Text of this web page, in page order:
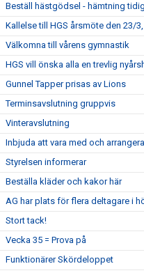
Beställ hästgödsel - hämtning
Kallelse till HGS årsmöte den 23/
Välkomna till vårens gymnastik
HGS vill önska alla en trevlig
Gunnel Tapper prisas av Lions
Terminsavslutning gruppvis
Vinteravslutning
Inbjuda att vara med och arrangera
Styrelsen informerar
Beställa kläder och kakor här
AG har plats för flera deltagare i
Stort tack!
Vecka 35 = Prova på
Funktionärer Skördeloppet